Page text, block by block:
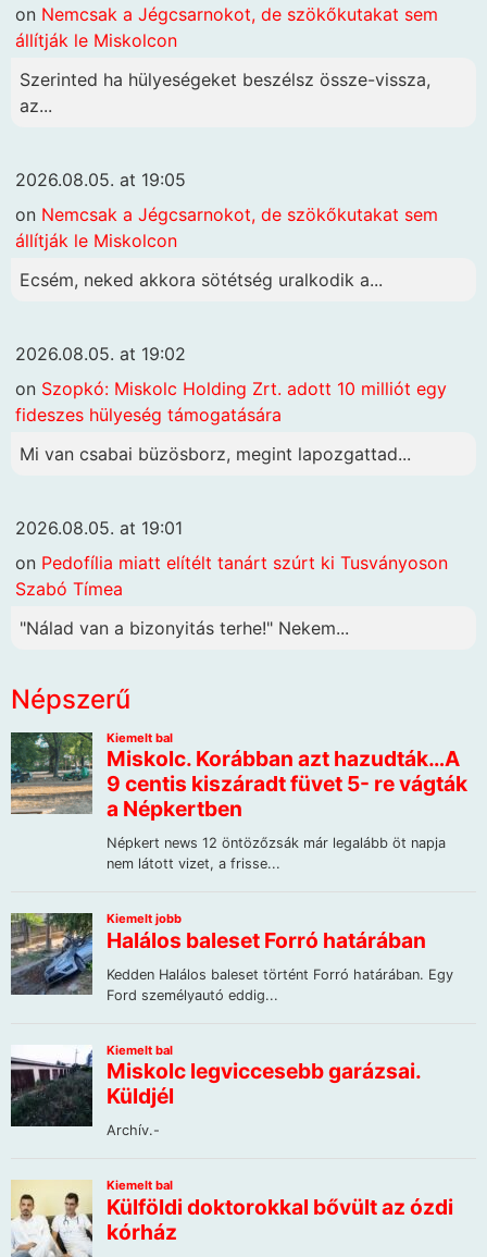
on Nemcsak a Jégcsarnokot, de szökőkutakat sem
állítják le Miskolcon
Szerinted ha hülyeségeket beszélsz össze-vissza,
az...
2026.08.05. at 19:05
on Nemcsak a Jégcsarnokot, de szökőkutakat sem
állítják le Miskolcon
Ecsém, neked akkora sötétség uralkodik a...
2026.08.05. at 19:02
on Szopkó: Miskolc Holding Zrt. adott 10 milliót egy
fideszes hülyeség támogatására
Mi van csabai büzösborz, megint lapozgattad...
2026.08.05. at 19:01
on Pedofília miatt elítélt tanárt szúrt ki Tusványoson
Szabó Tímea
"Nálad van a bizonyitás terhe!" Nekem...
Népszerű